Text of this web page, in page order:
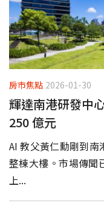
房市焦點 2026-01-30
輝達南港研發中
250 億元
AI 教父黃仁勳剛到
整棟大樓。市場傳聞
上...